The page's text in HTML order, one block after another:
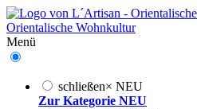
Orientalische Wohnkultur
Menü
schließen× NEU
Zur Kategorie NEU